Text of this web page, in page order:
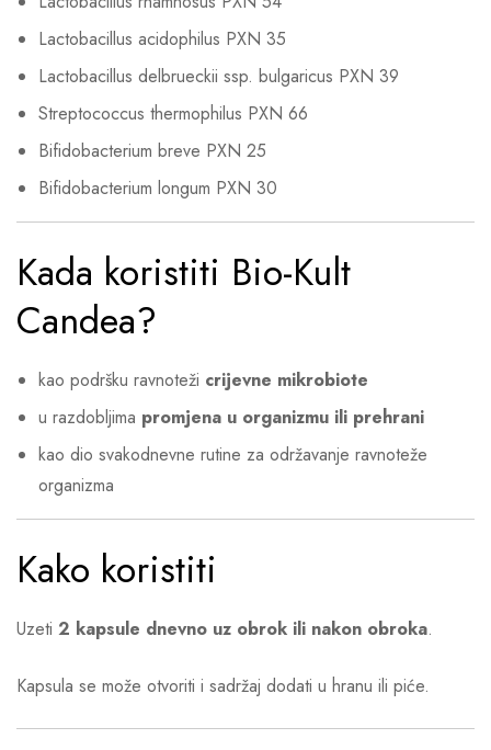
Lactobacillus acidophilus PXN 35
Lactobacillus delbrueckii ssp. bulgaricus PXN 39
Streptococcus thermophilus PXN 66
Bifidobacterium breve PXN 25
Bifidobacterium longum PXN 30
Kada koristiti Bio-Kult
Candea?
kao podršku ravnoteži crijevne mikrobiote
u razdobljima promjena u organizmu ili prehrani
kao dio svakodnevne rutine za održavanje ravnoteže
organizma
Kako koristiti
Uzeti 2 kapsule dnevno uz obrok ili nakon obroka.
Kapsula se može otvoriti i sadržaj dodati u hranu ili piće.